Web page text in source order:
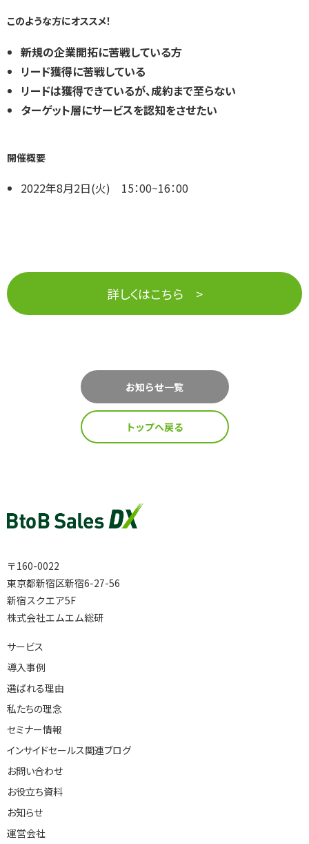
捗可視化）
ナーチャリングコンテンツ内製化支援（資料・動画）
選ばれる理由
セミナー情報
インサイドセールス関連ブログ
このような方にオススメ！
新規の企業開拓に苦戦している方
リード獲得に苦戦している
リードは獲得できているが、成約まで至らない
ターゲット層にサービスを認知をさせたい
開催概要
2022年8月2日(火) 15：00~16：00
詳しくはこちら >
お知らせ一覧
トップへ戻る
〒160-0022
東京都新宿区新宿6-27-56
新宿スクエア5F
株式会社エムエム総研
サービス
導入事例
選ばれる理由
私たちの理念
セミナー情報
インサイドセールス関連ブログ
お問い合わせ
お役立ち資料
お知らせ
運営会社